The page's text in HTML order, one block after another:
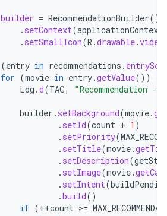
builder = RecommendationBuilder()
. setContext(applicationContext
. setSmallIcon(R .drawable.
(entry in recommendations . entrySet
for (movie in entry.getValue())
{
Log .d(TAG, "Recommendation - "
builder . setBackground(movie.
. setId(count + 1 )
. setPriority(
. setTitle(movie.
. setDescription(
. setImage(movie.
. setIntent(
.build()
if (++count >=